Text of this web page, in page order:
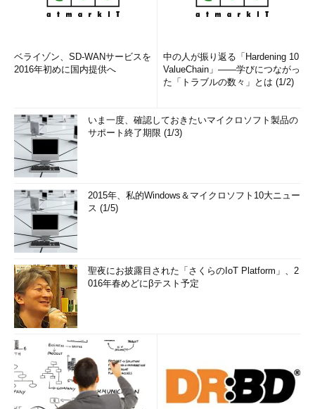
ベライゾン、SD-WANサービスを
2016年初めに国内提供へ
中の人が振り返る「Hardening 10
ValueChain」――学びにつながっ
た「トラブルの数々」とは (1/2)
いま一度、確認しておきたいマイクロソフト製品の
サポート終了期限 (1/3)
2015年、私的Windows＆マイクロソフト10大ニュー
ス (1/5)
聖夜にお披露目された「さくらのIoT Platform」、2
016年春めどにβテスト予定